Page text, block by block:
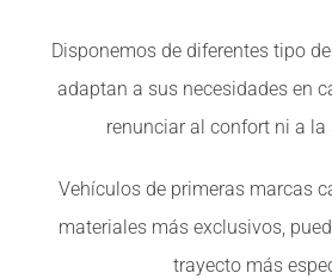
Disponemos de diferentes tipo
adaptan a sus necesidades en
renunciar al confort ni a la
Vehículos de primeras marcas
materiales más exclusivos,
trayecto más